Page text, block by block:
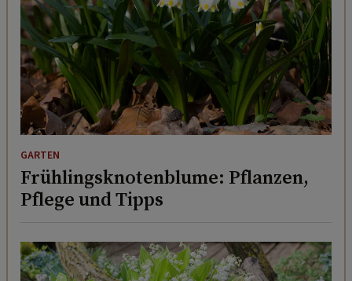
GARTEN
Frühlingsknotenblume: Pflanzen,
Pflege und Tipps